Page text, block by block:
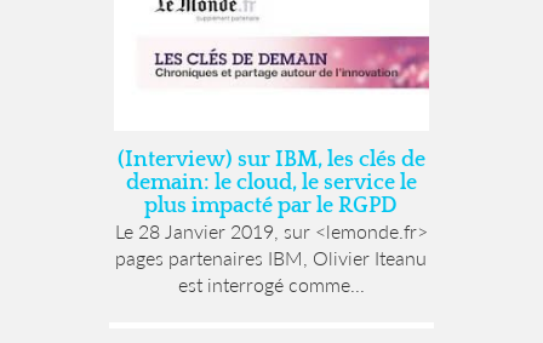
(Interview) sur IBM, les clés de
demain: le cloud, le service le
plus impacté par le RGPD
Le 28 Janvier 2019, sur <lemonde.fr>
pages partenaires IBM, Olivier Iteanu
est interrogé comme...